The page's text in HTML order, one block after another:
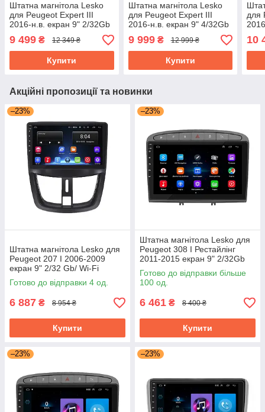
Штатна магнітола Lesko
для Peugeot Expert III
2016-н.в. екран 9" 2/32Gb
4G Wi-Fi GPS Top
9 499 ₴ 12 349 ₴
Купити
Штатна магнітола Lesko
для Peugeot Expert III
2016-н.в. екран 9" 4/32Gb
4G Wi-Fi GPS Top Пежо
Експерт
9 999₴ 12 999 ₴
Купити
для
4G
10
Акційні пропозиції та новинки
–23%
Штатна магнітола Lesko для
Peugeot 207 I 2006-2009
екран 9" 2/32 Gb/ Wi-Fi
Optima GPS Android Пожо
Готово до відправки 4 од.
6 887 ₴ 8 954 ₴
Купити
–23%
Штатна магнітола Lesko для
Peugeot 308 I Рестайлінг
2011-2015 екран 9" 2/32Gb
Grey/Wi-Fi Optima GPS
Android
Готово до відправки більше
100 од.
6 461 ₴ 8 400 ₴
Купити
–23% –23%